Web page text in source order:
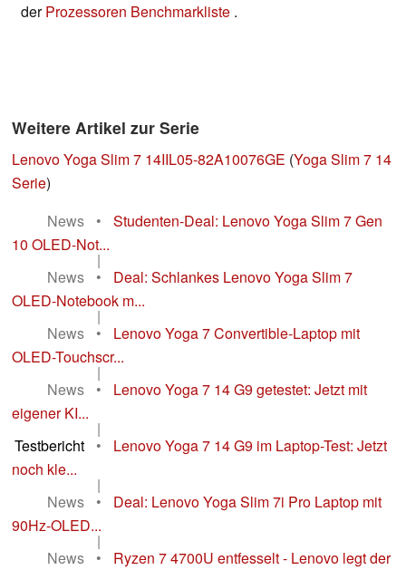
derProzessoren Benchmarkliste .
Weitere Artikel zur Serie
Lenovo Yoga Slim 7 14IIL05-82A10076GE (Yoga Slim 7 14
Serie)
News
•
Studenten-Deal: Lenovo Yoga Slim 7 Gen
10 OLED-Not...
|
News
•
Deal: Schlankes Lenovo Yoga Slim 7
OLED-Notebook m...
|
News
•
Lenovo Yoga 7 Convertible-Laptop mit
OLED-Touchscr...
|
News
•
Lenovo Yoga 7 14 G9 getestet: Jetzt mit
eigener KI...
|
Testbericht
•
Lenovo Yoga 7 14 G9 im Laptop-Test: Jetzt
noch kle...
|
News
•
Deal: Lenovo Yoga Slim 7i Pro Laptop mit
90Hz-OLED...
|
News
•
Ryzen 7 4700U entfesselt - Lenovo legt der